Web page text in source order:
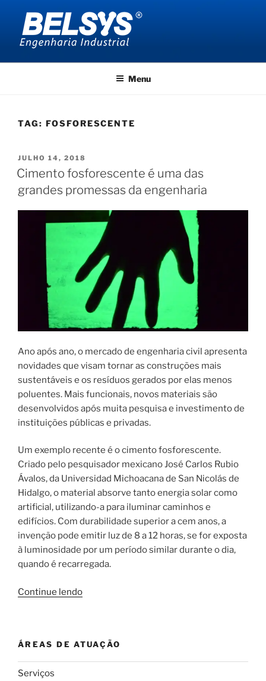
conteúdo
BELSYS ENGENHARIA
Menu
TAG: FOSFORESCENTE
PUBLICADO
EM
JULHO 14, 2018
Cimento fosforescente é uma das
grandes promessas da engenharia
Ano após ano, o mercado de engenharia civil apresenta
novidades que visam tornar as construções mais
sustentáveis e os resíduos gerados por elas menos
poluentes. Mais funcionais, novos materiais são
desenvolvidos após muita pesquisa e investimento de
instituições públicas e privadas.
Um exemplo recente é o cimento fosforescente.
Criado pelo pesquisador mexicano José Carlos Rubio
Ávalos, da Universidad Michoacana de San Nicolás de
Hidalgo, o material absorve tanto energia solar como
artificial, utilizando-a para iluminar caminhos e
edifícios. Com durabilidade superior a cem anos, a
invenção pode emitir luz de 8 a 12 horas, se for exposta
à luminosidade por um período similar durante o dia,
quando é recarregada.
Continue lendo“Cimento
das
grandes
ÁREAS DE ATUAÇÃO
Serviços